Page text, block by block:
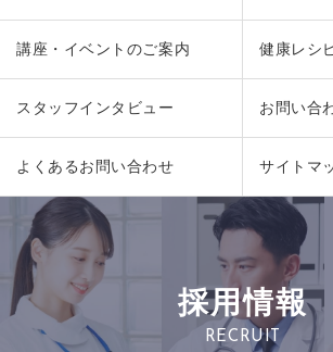
講座・イベントのご案内 健康レシ
スタッフインタビュー お問い合
よくあるお問い合わせ サイトマ
採用情報
RECRUIT